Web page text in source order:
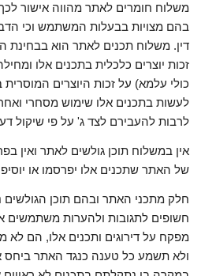
משלוח חומרים לאתר מהווה אישור לכך
בהם מצויות בבעלות המשתמש וכי
דין. משלוח תכנים לאתר הוא
זכות יוצרים כלכלית בתכנים אלו
כולי עלמא) על זכות היוצרים
לעשות בתכנים אלו שימוש מסחרי
לרבות להעבירם לצד ג' על פי שיקול
אין במשלוח תוכן גולשים לאתר ואין
של האתר שתכנים אלו יפרסמו או
חלק מתכני האתר ובהם תוכן הגולשים
חשופים לתגובות ולהערות משתמשים
מפקח על דירוגים ותכנים אלו, הם
ולא תשמע כל טענה כנגד האתר ביחס